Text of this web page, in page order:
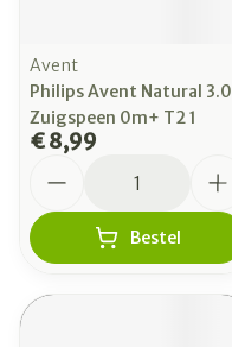
Avent
Philips Avent Natural 3.0
Zuigspeen 0m+ T2 1
€ 8,99
Bestel